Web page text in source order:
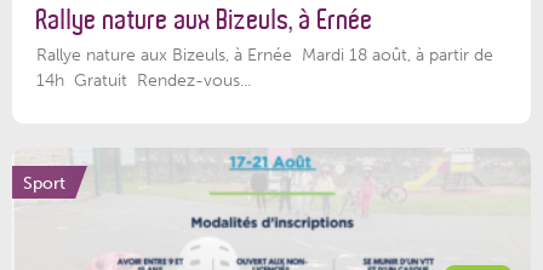
Rallye nature aux Bizeuls, à Ernée
Rallye nature aux Bizeuls, à Ernée Mardi 18 août, à partir de
14h Gratuit Rendez-vous...
Sport